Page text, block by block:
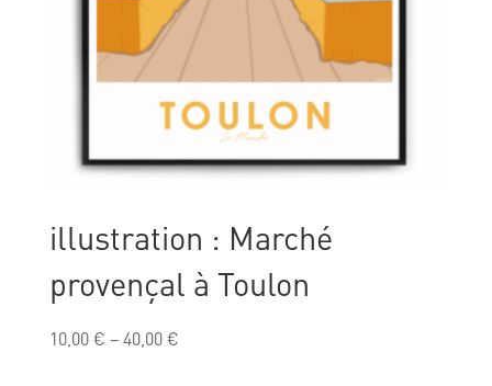
illustration : Marché
provençal à Toulon
10,00€ –40,00€